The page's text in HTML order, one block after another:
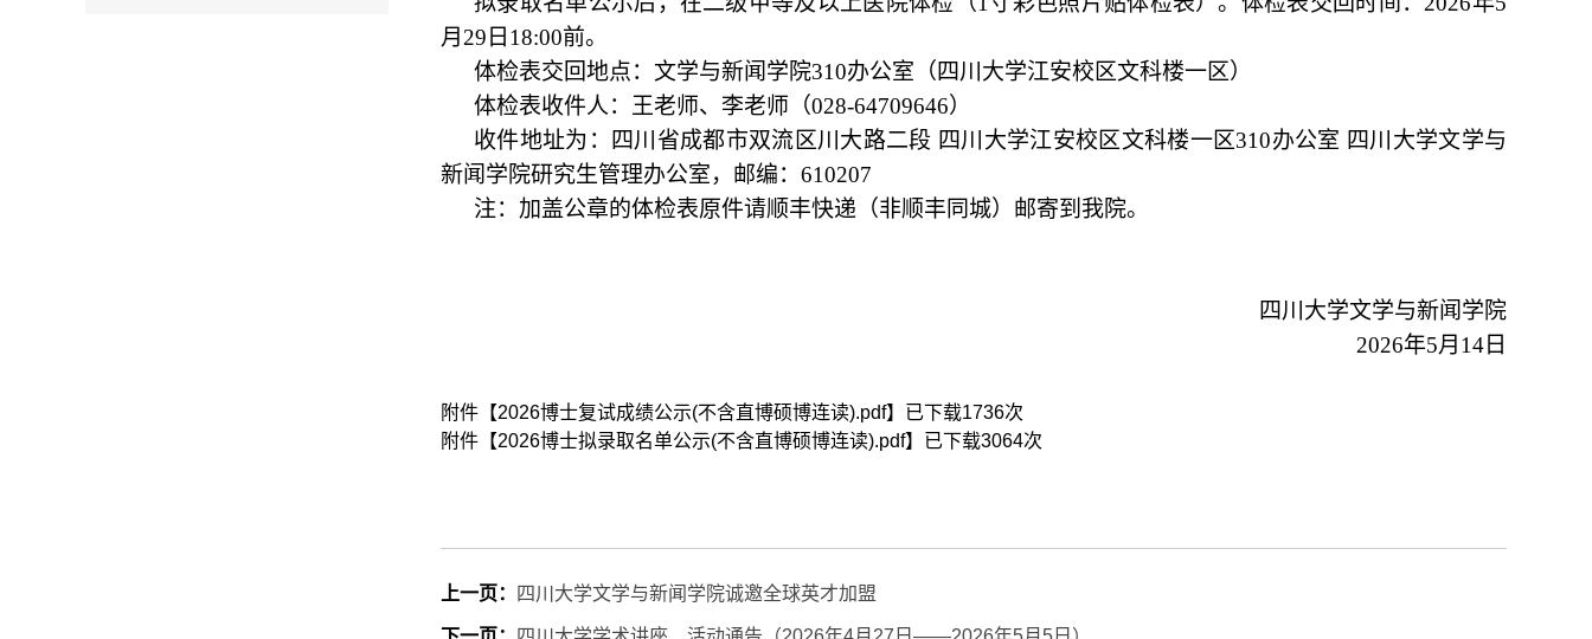
月 29 日 18:00前。
体检表交回地点：文学与新闻学院310办公室（四川大学江安校区文科楼一区）
体检表收件人：王老师、李老师（028-64709646）
收件地址为：四川省成都市双流区川大路二段 四川大学江安校区文科楼一区310办公室 四川大学文学与
新闻学院研究生管理办公室，邮编： 610207
注：加盖公章的体检表原件请顺丰快递（非顺丰同城）邮寄到我院。
四川大学文学与新闻学院
2026年5月 14日
附件【2026博士复试成绩公示(不含直博硕博连读).pdf】已下载1736次
附件【2026博士拟录取名单公示(不含直博硕博连读).pdf】已下载3064次
上一页： 四川大学文学与新闻学院诚邀全球英才加盟